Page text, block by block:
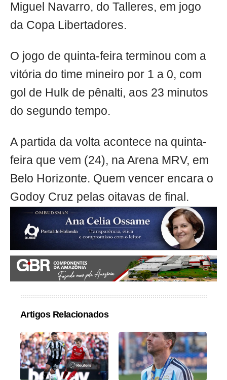
Miguel Navarro, do Talleres, em jogo
da Copa Libertadores.
O jogo de quinta-feira terminou com a
vitória do time mineiro por 1 a 0, com
gol de Hulk de pênalti, aos 23 minutos
do segundo tempo.
A partida da volta acontece na quinta-
feira que vem (24), na Arena MRV, em
Belo Horizonte. Quem vencer encara o
Godoy Cruz pelas oitavas de final.
Artigos Relacionados